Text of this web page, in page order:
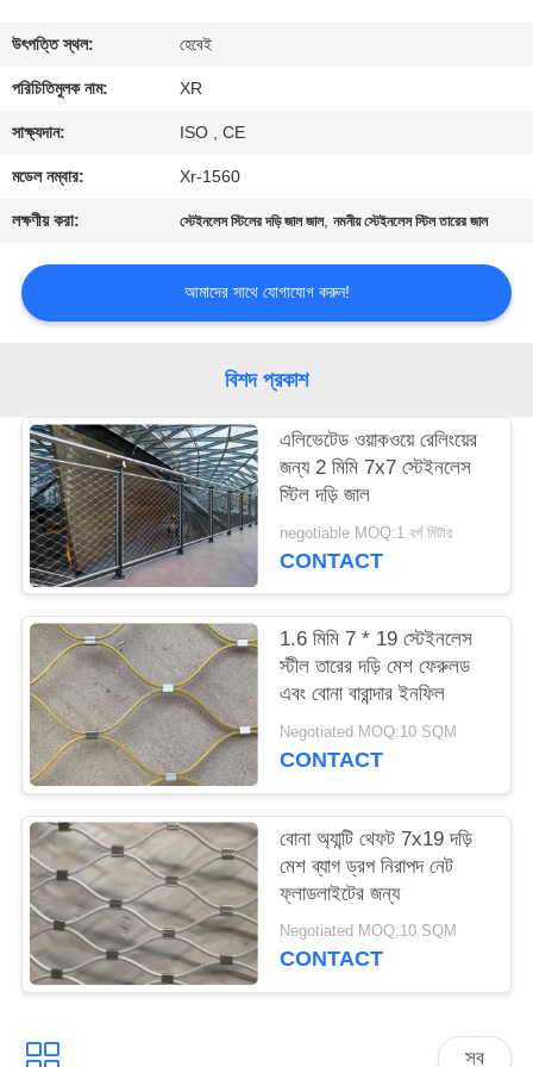
যোগাযোগ
করুন
উদ্ধৃতির
আবেদন
ম্যাপ
PRIVACY
POLICY
উৎপত্তি স্থল: হেবেই
পরিচিতিমুলক নাম: XR
সাক্ষ্যদান: ISO , CE
মডেল নম্বার: Xr-1560
লক্ষণীয় করা: স্টেইনলেস স্টিলের দড়ি জাল জাল,নমনীয় স্টেইনলেস স্টিল তারের জাল
আমাদের সাথে যোগাযোগ করুন!
বিশদ প্রকাশ
এলিভেটেড ওয়াকওয়ে রেলিংয়ের
জন্য 2 মিমি 7x7 স্টেইনলেস
স্টিল দড়ি জাল
negotiable MOQ:1 বর্গ মিটার
CONTACT
1.6 মিমি 7 * 19 স্টেইনলেস
স্টীল তারের দড়ি মেশ ফেরুলড
এবং বোনা বারান্দার ইনফিল
Negotiated MOQ:10 SQM
CONTACT
বোনা অ্যান্টি থেফট 7x19 দড়ি
মেশ ব্যাগ ড্রপ নিরাপদ নেট
ফ্লাডলাইটের জন্য
Negotiated MOQ:10 SQM
CONTACT
সব